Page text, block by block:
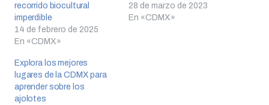
recorrido biocultural
imperdible
14 de febrero de 2025
En «CDMX»
28 de marzo de 2023
En «CDMX»
Explora los mejores
lugares de la CDMX para
aprender sobre los
ajolotes